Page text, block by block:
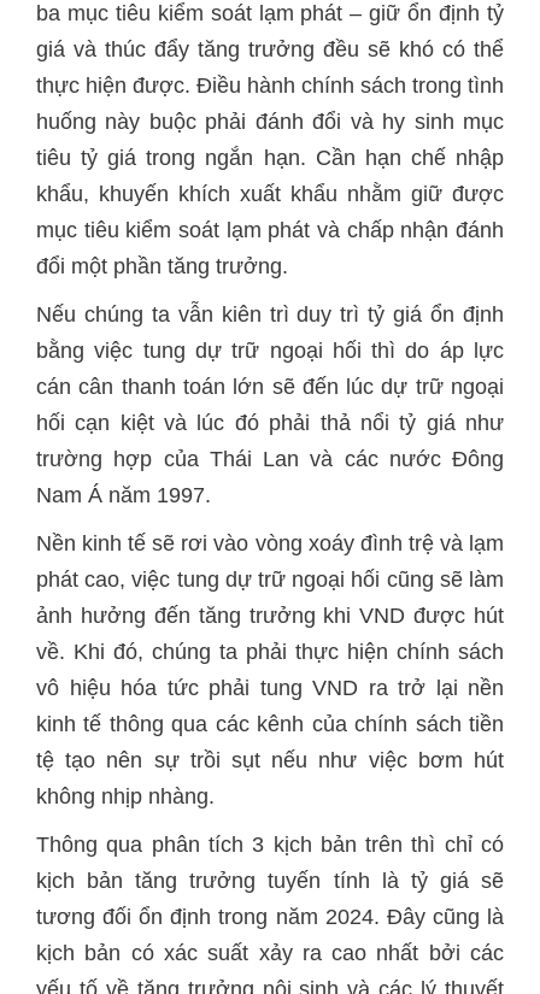
ba mục tiêu kiểm soát lạm phát – giữ ổn định tỷ
giá và thúc đẩy tăng trưởng đều sẽ khó có thể
thực hiện được. Điều hành chính sách trong tình
huống này buộc phải đánh đổi và hy sinh mục
tiêu tỷ giá trong ngắn hạn. Cần hạn chế nhập
khẩu, khuyến khích xuất khẩu nhằm giữ được
mục tiêu kiểm soát lạm phát và chấp nhận đánh
đổi một phần tăng trưởng.
Nếu chúng ta vẫn kiên trì duy trì tỷ giá ổn định
bằng việc tung dự trữ ngoại hối thì do áp lực
cán cân thanh toán lớn sẽ đến lúc dự trữ ngoại
hối cạn kiệt và lúc đó phải thả nổi tỷ giá như
trường hợp của Thái Lan và các nước Đông
Nam Á năm 1997.
Nền kinh tế sẽ rơi vào vòng xoáy đình trệ và lạm
phát cao, việc tung dự trữ ngoại hối cũng sẽ làm
ảnh hưởng đến tăng trưởng khi VND được hút
về. Khi đó, chúng ta phải thực hiện chính sách
vô hiệu hóa tức phải tung VND ra trở lại nền
kinh tế thông qua các kênh của chính sách tiền
tệ tạo nên sự trồi sụt nếu như việc bơm hút
không nhịp nhàng.
Thông qua phân tích 3 kịch bản trên thì chỉ có
kịch bản tăng trưởng tuyến tính là tỷ giá sẽ
tương đối ổn định trong năm 2024. Đây cũng là
kịch bản có xác suất xảy ra cao nhất bởi các
yếu tố về tăng trưởng nội sinh và các lý thuyết